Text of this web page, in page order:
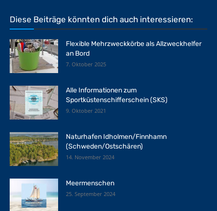
Diese Beiträge könnten dich auch interessieren:
Flexible Mehrzweckkörbe als Allzweckhelfer
an Bord
7. Oktober 2025
Alle Informationen zum
Sportküstenschifferschein (SKS)
9. Oktober 2021
Naturhafen Idholmen/Finnhamn
(Schweden/Ostschären)
14. November 2024
Meermenschen
25. September 2024